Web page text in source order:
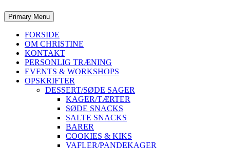
Primary Menu
FORSIDE
OM CHRISTINE
KONTAKT
PERSONLIG TRÆNING
EVENTS & WORKSHOPS
OPSKRIFTER
DESSERT/SØDE SAGER
KAGER/TÆRTER
SØDE SNACKS
SALTE SNACKS
BARER
COOKIES & KIKS
VAFLER/PANDEKAGER